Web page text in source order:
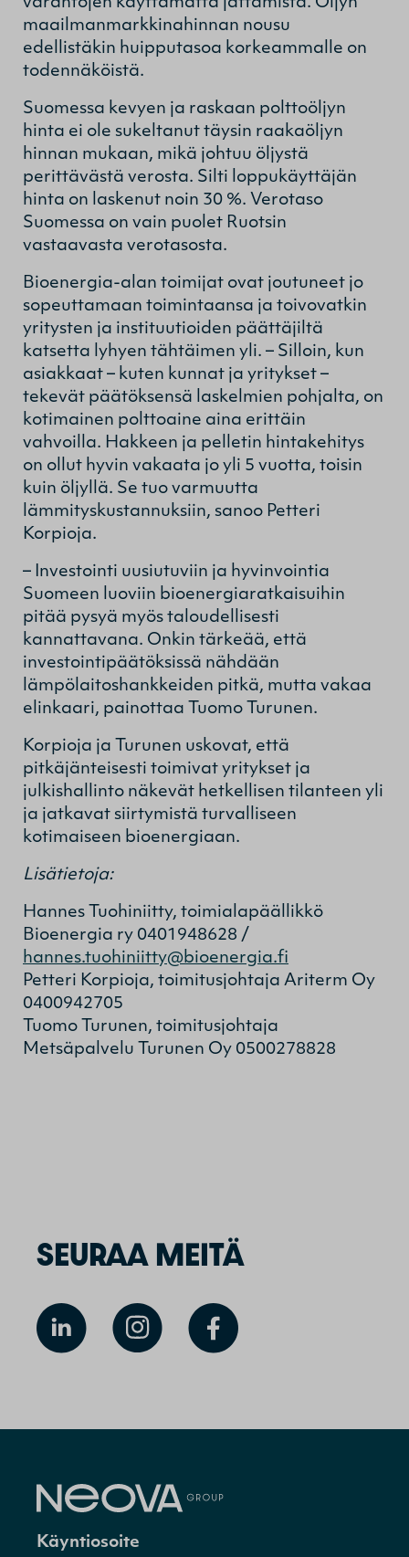
maailmanmarkkinahinnan nousu
edellistäkin huipputasoa korkeammalle on
todennäköistä.
Suomessa kevyen ja raskaan polttoöljyn
hinta ei ole sukeltanut täysin raakaöljyn
hinnan mukaan, mikä johtuu öljystä
perittävästä verosta. Silti loppukäyttäjän
hinta on laskenut noin 30 %. Verotaso
Suomessa on vain puolet Ruotsin
vastaavasta verotasosta.
Bioenergia-alan toimijat ovat joutuneet jo
sopeuttamaan toimintaansa ja toivovatkin
yritysten ja instituutioiden päättäjiltä
katsetta lyhyen tähtäimen yli. – Silloin, kun
asiakkaat – kuten kunnat ja yritykset –
tekevät päätöksensä laskelmien pohjalta, on
kotimainen polttoaine aina erittäin
vahvoilla. Hakkeen ja pelletin hintakehitys
on ollut hyvin vakaata jo yli 5 vuotta, toisin
kuin öljyllä. Se tuo varmuutta
lämmityskustannuksiin, sanoo Petteri
Korpioja.
– Investointi uusiutuviin ja hyvinvointia
Suomeen luoviin bioenergiaratkaisuihin
pitää pysyä myös taloudellisesti
kannattavana. Onkin tärkeää, että
investointipäätöksissä nähdään
lämpölaitoshankkeiden pitkä, mutta vakaa
elinkaari, painottaa Tuomo Turunen.
Korpioja ja Turunen uskovat, että
pitkäjänteisesti toimivat yritykset ja
julkishallinto näkevät hetkellisen tilanteen yli
ja jatkavat siirtymistä turvalliseen
kotimaiseen bioenergiaan.
Lisätietoja:
Hannes Tuohiniitty, toimialapäällikkö
Bioenergia ry 0401948628 /
hannes.tuohiniitty@bioenergia.fi
Petteri Korpioja, toimitusjohtaja Ariterm Oy
0400942705
Tuomo Turunen, toimitusjohtaja
Metsäpalvelu Turunen Oy 0500278828
SEURAA MEITÄ
Käyntiosoite